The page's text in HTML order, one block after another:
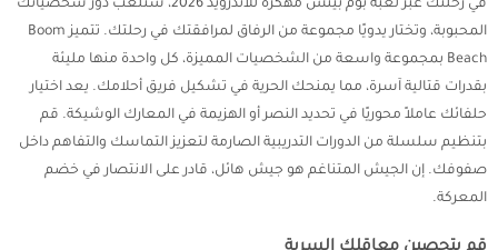
في رحلتك عبر لعبة بوم بيتش مهكرة للاندرويد 2026، ستلعب دور شخصياتك
المحبوبة، وتختار يدويًا مجموعة من الرفاق لمرافقتك في رحلتك. تتميز Boom
Beach بمجموعة واسعة من الشخصيات المميزة، كل واحدة منها مليئة
بقدرات قتالية آسرة، مما يمنحك الحرية في تشكيل فريق أحلامك. يعد اختيار
حلفائك عاملاً محوريًا في تحديد النصر أو الهزيمة في المعارك الوشيكة. قم
بتنظيم سلسلة من الدورات التدريبية الصارمة لتعزيز التماسك والتفاهم داخل
صفوفك. إن الجيش المتناغم هو جيش هائل، قادر على الانتصار في خضم
المعركة.